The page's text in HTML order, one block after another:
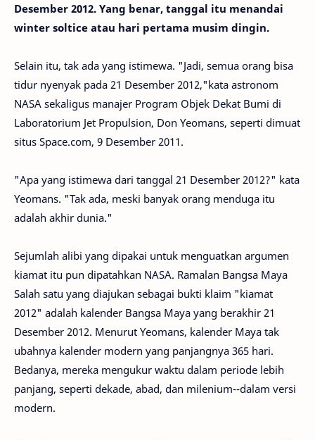
Desember 2012. Yang benar, tanggal itu menandai
winter soltice atau hari pertama musim dingin.
Selain itu, tak ada yang istimewa. "Jadi, semua orang bisa
tidur nyenyak pada 21 Desember 2012,"kata astronom
NASA sekaligus manajer Program Objek Dekat Bumi di
Laboratorium Jet Propulsion, Don Yeomans, seperti dimuat
situs Space.com, 9 Desember 2011.
"Apa yang istimewa dari tanggal 21 Desember 2012?" kata
Yeomans. "Tak ada, meski banyak orang menduga itu
adalah akhir dunia."
Sejumlah alibi yang dipakai untuk menguatkan argumen
kiamat itu pun dipatahkan NASA. Ramalan Bangsa Maya
Salah satu yang diajukan sebagai bukti klaim "kiamat
2012" adalah kalender Bangsa Maya yang berakhir 21
Desember 2012. Menurut Yeomans, kalender Maya tak
ubahnya kalender modern yang panjangnya 365 hari.
Bedanya, mereka mengukur waktu dalam periode lebih
panjang, seperti dekade, abad, dan milenium--dalam versi
modern.